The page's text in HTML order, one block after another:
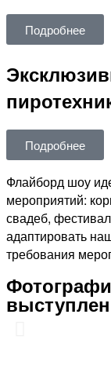
Подробнее
Подробнее
Флайборд шоу
мероприятий:
свадеб,
адаптировать
требования